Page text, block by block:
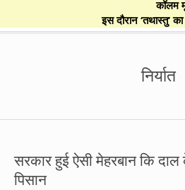
BE
FINANCIALLY
कॉलम
इस दौरान ‘तथास्तु’
निर्यात
सरकार हुई ऐसी मेहरबान कि
पिसान